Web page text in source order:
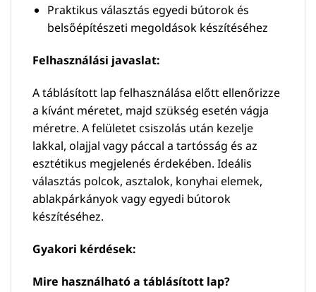
Praktikus választás egyedi bútorok és
belsőépítészeti megoldások készítéséhez
Felhasználási javaslat:
A táblásított lap felhasználása előtt ellenőrizze
a kívánt méretet, majd szükség esetén vágja
méretre. A felületet csiszolás után kezelje
lakkal, olajjal vagy páccal a tartósság és az
esztétikus megjelenés érdekében. Ideális
választás polcok, asztalok, konyhai elemek,
ablakpárkányok vagy egyedi bútorok
készítéséhez.
Gyakori kérdések:
Mire használható a táblásított lap?